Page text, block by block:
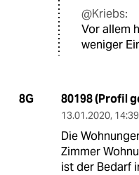
@Kriebs:
Vor allem
weniger
8G 80198 (Profil
13.01.2020,
Die
Zimmer
ist der Bedarf